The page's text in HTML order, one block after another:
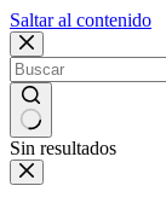
Saltar al contenido
Sin resultados